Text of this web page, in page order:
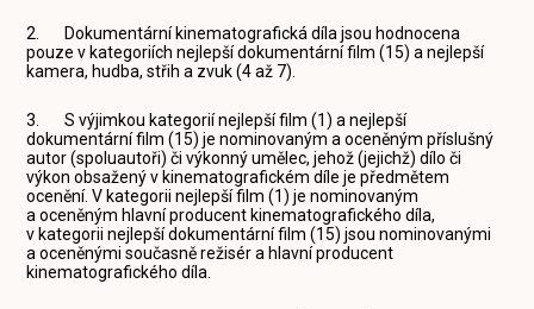
2. Dokumentární kinematografická díla jsou hodnocena
pouze v kategoriích nejlepší dokumentární film (15) a nejlepší
kamera, hudba, střih a zvuk (4 až 7).
3. S výjimkou kategorií nejlepší film (1) a nejlepší
dokumentární film (15) je nominovaným a oceněným příslušný
autor (spoluautoři) či výkonný umělec, jehož (jejichž) dílo či
výkon obsažený v kinematografickém díle je předmětem
ocenění. V kategorii nejlepší film (1) je nominovaným
a oceněným hlavní producent kinematografického díla,
v kategorii nejlepší dokumentární film (15) jsou nominovanými
a oceněnými současně režisér a hlavní producent
kinematografického díla.